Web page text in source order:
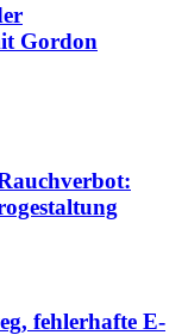
Gordon
fehlerhafte E-